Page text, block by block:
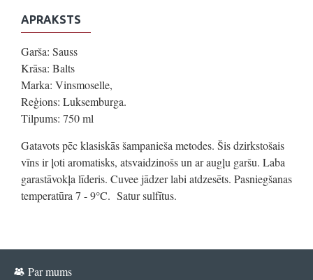
APRAKSTS
Garša: Sauss
Krāsa: Balts
Marka: Vinsmoselle,
Reģions: Luksemburga.
Tilpums: 750 ml
Gatavots pēc klasiskās šampanieša metodes. Šis dzirkstošais
vīns ir ļoti aromatisks, atsvaidzinošs un ar augļu garšu. Laba
garastāvokļa līderis. Cuvee jādzer labi atdzesēts. Pasniegšanas
temperatūra 7 - 9°C. Satur sulfītus.
Par mums